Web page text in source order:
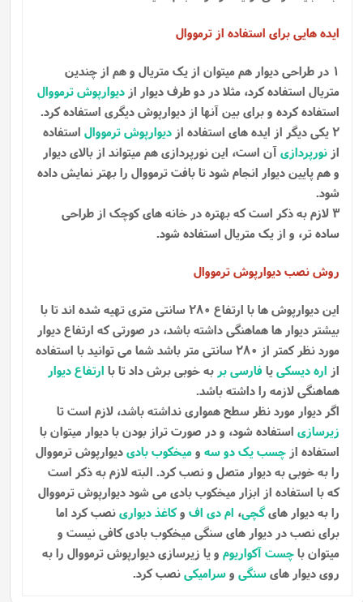
ایده هایی برای استفاده از ترمووال
1 در طراحی دیوار هم میتوان از یک متریال و هم از چندین
متریال استفاده کرد، مثلا در دو طرف دیوار از دیوارپوش ترمووال
استفاده کرده و برای بین آنها از دیوارپوش دیگری استفاده کرد.
2 یکی دیگر از ایده های استفاده از
دیوارپوش ترمووال استفاده
از نورپردازیآن است، این نورپردازی هم میتواند از بالای دیوار
و هم پایین دیوار انجام شود تا بافت ترمووال را بهتر نمایش داده
شود.
3 لازم به ذکر است که بهتره در خانه های کوچک از طراحی
ساده تر، و از یک متریال استفاده شود.
روش نصب دیوارپوش ترمووال
این دیوارپوش ها با ارتفاع 280 سانتی متری تهیه شده اند تا با
بیشتر دیوار ها هماهنگی داشته باشد، در صورتی که ارتفاع دیوار
مورد نظر کمتر از 280 سانتی متر باشد شما می توانید با استفاده
از اره دیسکییافارسی بر به خوبی برش داد تا با ارتفاع دیوار
هماهنگی لازمه را داشته باشد.
اگر دیوار مورد نظر سطح همواری نداشته باشد، لازم است تا
زیرسازی استفاده شود، و در صورت تراز بودن با دیوار میتوان با
استفاده از چسب یک دو سه ومیخکوب بادیدیوارپوش ترمووال
را به خوبی به دیوار متصل و نصب کرد. البته لازم به ذکر است
که با استفاده از ابزار میخکوب بادی می شود دیوارپوش ترمووال
را به دیوار هایگچی، ام دی اف وکاغذ دیوارینصب کرد اما
برای نصب در دیوار های سنگی میخکوب بادی کافی نیست و
میتوان باچست آکواریوم و یا زیرسازی دیوارپوش ترمووال را به
روی دیوار هایسنگی وسرامیکینصب کرد.